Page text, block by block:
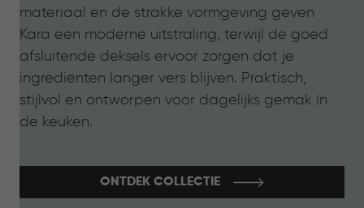
materiaal en de strakke vormgeving geven
Kara een moderne uitstraling, terwijl de goed
afsluitende deksels ervoor zorgen dat je
ingrediënten langer vers blijven. Praktisch,
stijlvol en ontworpen voor dagelijks gemak in
de keuken.
ONTDEK COLLECTIE